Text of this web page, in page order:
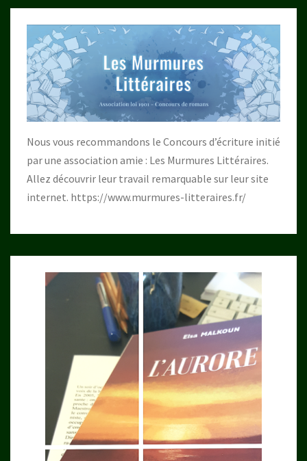
Nous vous recommandons le Concours d’écriture initié
par une association amie : Les Murmures Littéraires.
Allez découvrir leur travail remarquable sur leur site
internet. https://www.murmures-litteraires.fr/